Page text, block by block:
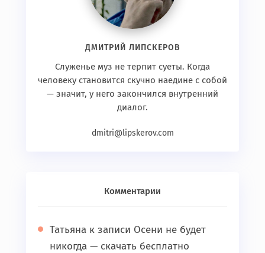
ДМИТРИЙ ЛИПСКЕРОВ
Служенье муз не терпит суеты. Когда
человеку становится скучно наедине с собой
— значит, у него закончился внутренний
диалог.
dmitri@lipskerov.com
Комментарии
Татьяна к записи Осени не будет
никогда — скачать бесплатно